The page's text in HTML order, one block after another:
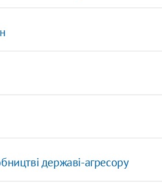
державі-агресору